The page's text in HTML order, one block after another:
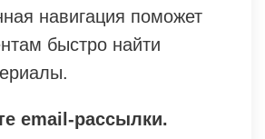
навигация поможет
быстро найти
email-рассылки.